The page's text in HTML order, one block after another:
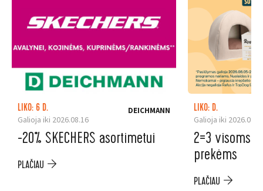
LIKO: 6 D.
Galioja iki 2026.08.16
DEICHMANN
-20% SKECHERS asortimetui
PLAČIAU
LIKO: D.
Galioja iki
2=3 visoms
prekėms
PLAČIAU